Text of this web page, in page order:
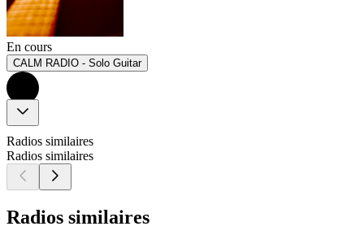
En cours
CALM RADIO - Solo Guitar
Radios similaires
Radios similaires
Radios similaires